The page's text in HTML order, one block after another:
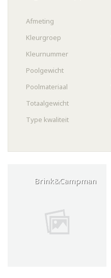
Afmeting
Kleurgroep
Kleurnummer
Poolgewicht
Poolmateriaal
Totaalgewicht
Type kwaliteit
Brink&Campman